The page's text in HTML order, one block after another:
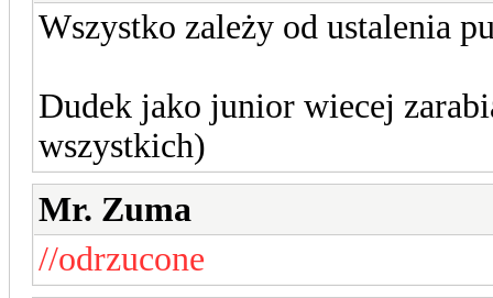
Wszystko zależy od ustalenia
Dudek jako junior wiecej
wszystkich)
Mr. Zuma
//odrzucone